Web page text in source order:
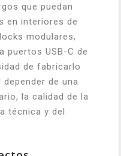
que puedan
en interiores de
modulares,
puertos USB-C de
de fabricarlo
de una
la calidad de la
técnica y del